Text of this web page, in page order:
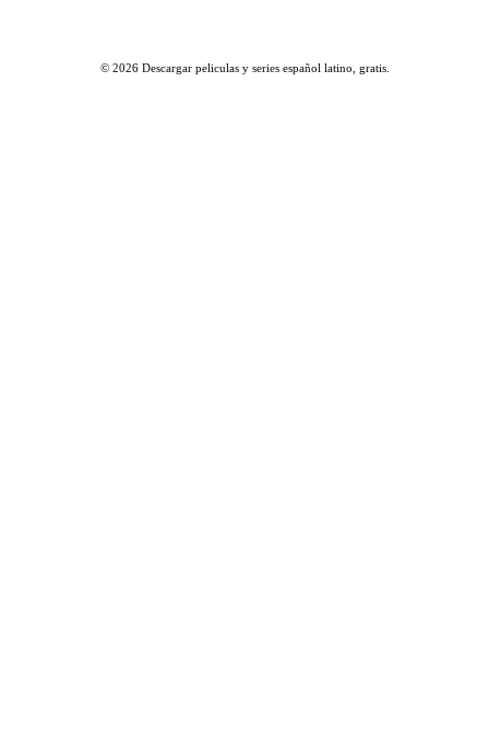
© 2026 Descargar peliculas y series español latino, gratis.